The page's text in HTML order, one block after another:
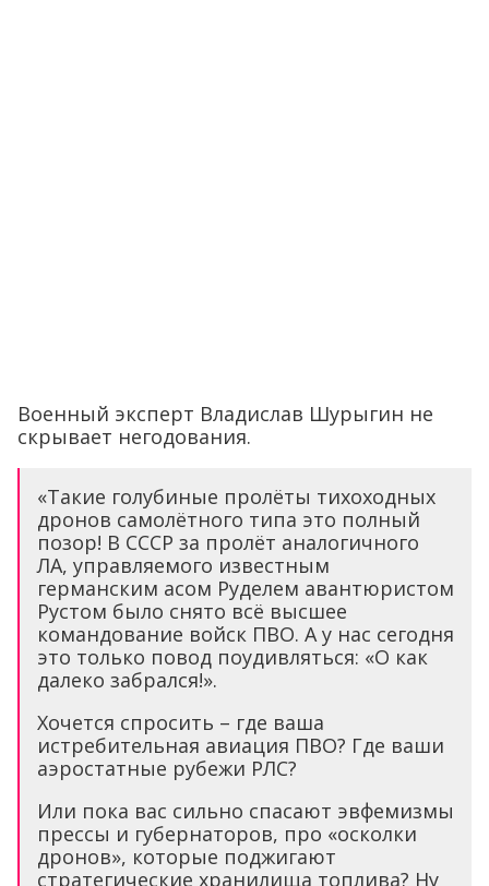
Военный эксперт Владислав Шурыгин не
скрывает негодования.
«Такие голубиные пролёты тихоходных
дронов самолётного типа это полный
позор! В СССР за пролёт аналогичного
ЛА, управляемого известным
германским асом Руделем авантюристом
Рустом было снято всё высшее
командование войск ПВО. А у нас сегодня
это только повод поудивляться: «О как
далеко забрался!».
Хочется спросить – где ваша
истребительная авиация ПВО? Где ваши
аэростатные рубежи РЛС?
Или пока вас сильно спасают эвфемизмы
прессы и губернаторов, про «осколки
дронов», которые поджигают
стратегические хранилища топлива? Ну